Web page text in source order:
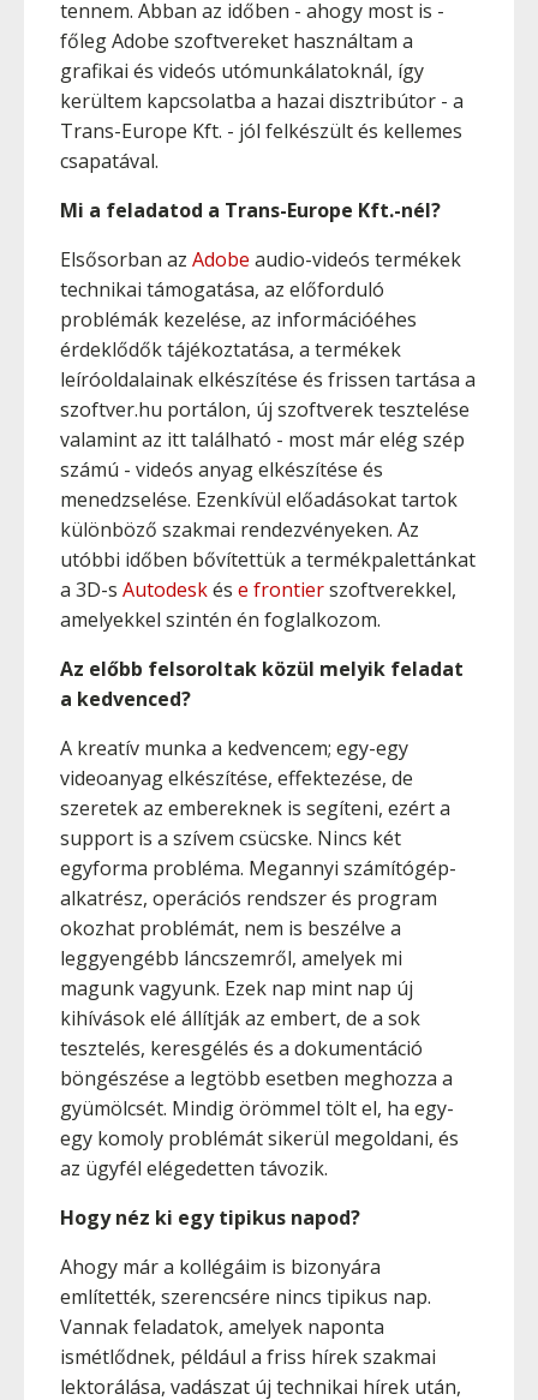
tennem. Abban az időben - ahogy most is -
főleg Adobe szoftvereket használtam a
grafikai és videós utómunkálatoknál, így
kerültem kapcsolatba a hazai disztribútor - a
Trans-Europe Kft. - jól felkészült és kellemes
csapatával.
Mi a feladatod a Trans-Europe Kft.-nél?
Elsősorban az Adobe audio-videós termékek
technikai támogatása, az előforduló
problémák kezelése, az információéhes
érdeklődők tájékoztatása, a termékek
leíróoldalainak elkészítése és frissen tartása a
szoftver.hu portálon, új szoftverek tesztelése
valamint az itt található - most már elég szép
számú - videós anyag elkészítése és
menedzselése. Ezenkívül előadásokat tartok
különböző szakmai rendezvényeken. Az
utóbbi időben bővítettük a termékpalettánkat
a 3D-s Autodeskés e frontierszoftverekkel,
amelyekkel szintén én foglalkozom.
Az előbb felsoroltak közül melyik feladat
a kedvenced?
A kreatív munka a kedvencem; egy-egy
videoanyag elkészítése, effektezése, de
szeretek az embereknek is segíteni, ezért a
support is a szívem csücske. Nincs két
egyforma probléma. Megannyi számítógép-
alkatrész, operációs rendszer és program
okozhat problémát, nem is beszélve a
leggyengébb láncszemről, amelyek mi
magunk vagyunk. Ezek nap mint nap új
kihívások elé állítják az embert, de a sok
tesztelés, keresgélés és a dokumentáció
böngészése a legtöbb esetben meghozza a
gyümölcsét. Mindig örömmel tölt el, ha egy-
egy komoly problémát sikerül megoldani, és
az ügyfél elégedetten távozik.
Hogy néz ki egy tipikus napod?
Ahogy már a kollégáim is bizonyára
említették, szerencsére nincs tipikus nap.
Vannak feladatok, amelyek naponta
ismétlődnek, például a friss hírek szakmai
lektorálása, vadászat új technikai hírek után,